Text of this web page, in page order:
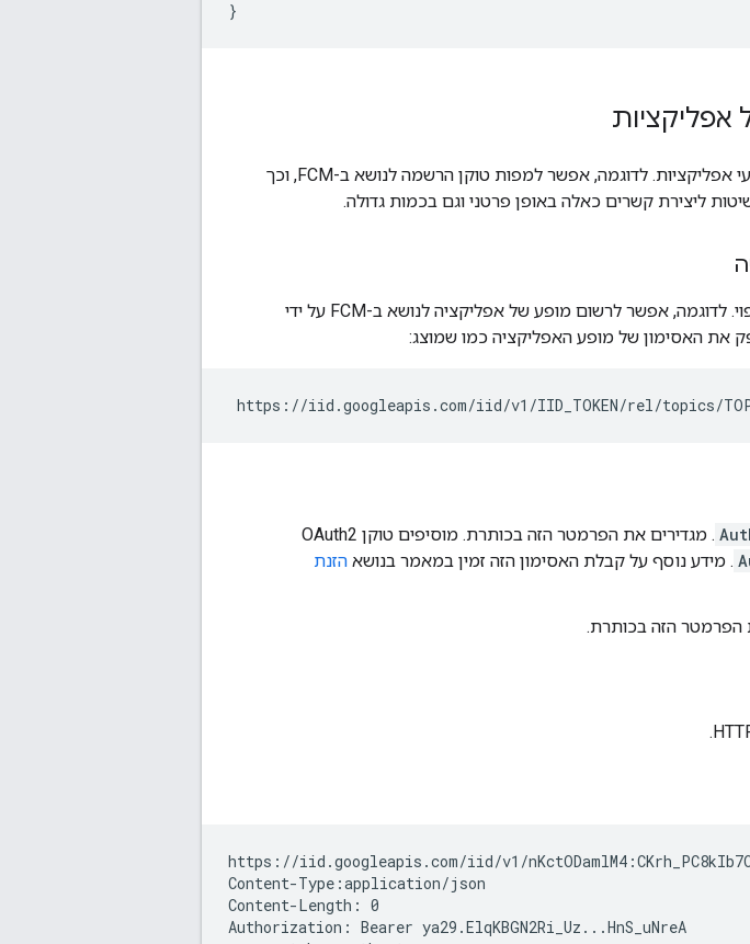
‫Instance ID API מאפשר ליצור מפות קשרים למופעי אפליקציות. לדוגמה, אפשר למפות טוקן הרשמה לנושא ב-FCM, וכך
אם יש לכם טוקן רישום וקשר נתמך, תוכלו ליצור מיפוי. לדוגמה, אפשר לרשום מופע של אפליקציה לנושא ב-FCM על ידי
את האסימון של מופע האפליקציה כמו שמוצג:
. מגדירים את הפרמטר הזה בכותרת. מוסיפים טוקן OAuth2
. מידע נוסף על קבלת האסימון הזה זמין במאמר בנושא הזנת
הפרמטר הזה בכותרת.
https://iid.googleapis.com/iid/v1/
Content-Type:application/json
Content-Length: 0
Authorization: Bearer ya29.ElqKBGN2Ri_Uz...HnS_uNreA